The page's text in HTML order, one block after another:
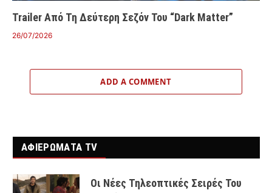
Trailer Από Τη Δεύτερη Σεζόν Του “Dark Matter”
26/07/2026
ADD A COMMENT
ΑΦΙΕΡΩΜΑΤΑ TV
Οι Νέες Τηλεοπτικές Σειρές Του